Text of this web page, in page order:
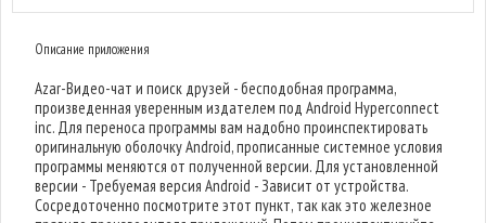
Описание приложения
Azar-Видео-чат и поиск друзей - бесподобная программа,
произведенная уверенным издателем под Android Hyperconnect
inc. Для переноса программы вам надобно проинспектировать
оригинальную оболочку Android, прописанные системное условия
программы меняются от полученной версии. Для установленной
версии - Требуемая версия Android - Зависит от устройства.
Сосредоточенно посмотрите этот пункт, так как это железное